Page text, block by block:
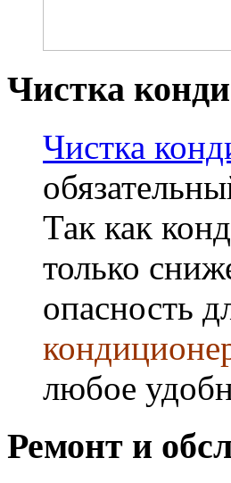
Чистка
Чистка
Так как
только
опасность
любое
Ремонт и